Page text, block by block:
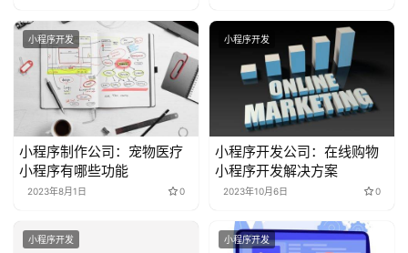
小程序开发
小程序制作公司：宠物医疗
小程序有哪些功能
2023年8月1日 0
小程序开发
小程序开发公司：在线购物
小程序开发解决方案
2023年10月6日 0
小程序开发 小程序开发